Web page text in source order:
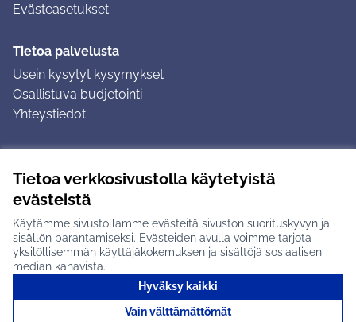
Tietoa verkkosivustolla käytetyistä
evästeistä
Käytämme sivustollamme evästeitä sivuston suorituskyvyn ja
sisällön parantamiseksi. Evästeiden avulla voimme tarjota
yksilöllisemmän käyttäjäkokemuksen ja sisältöjä sosiaalisen
median kanavista.
Hyväksy kaikki
Vain välttämättömät
Evästeasetukset
Tietoa palvelusta
Usein kysytyt kysymykset
Osallistuva budjetointi
Yhteystiedot
Ohjeet kirjautumiseen
Ohjeet kommentin jättämiseen
Tuusulan osallistumisalusta X-palvelussa